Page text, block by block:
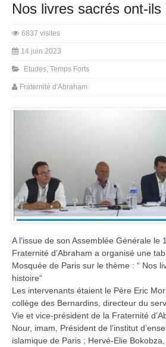
Nos livres sacrés ont-
6837 visites
14 juin 2023
Etudes, Temps Forts
Fraternité d'Abraham
A l’issue de son Assemblée Générale le
Fraternité d’Abraham a organisé une
Mosquée de Paris sur le thème : “ Nos
histoire“
Les intervenants étaient le Père Eric
collège des Bernardins, directeur du
Vie et vice-président de la Fraternité
Nour, imam, Président de l’institut
islamique de Paris ; Hervé-Elie